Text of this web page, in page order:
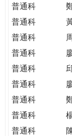
格。r
e
普通科
普通科
普通科
普通科
普通科
普通科
普通科
普通科
普通科